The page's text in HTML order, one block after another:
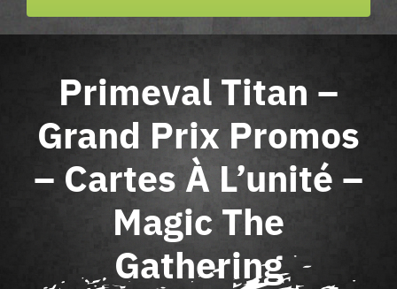
Services
Boutique
Billetterie
Agenda
Primeval Titan –
Grand Prix Promos
– Cartes À L’unité –
Magic The
Gathering